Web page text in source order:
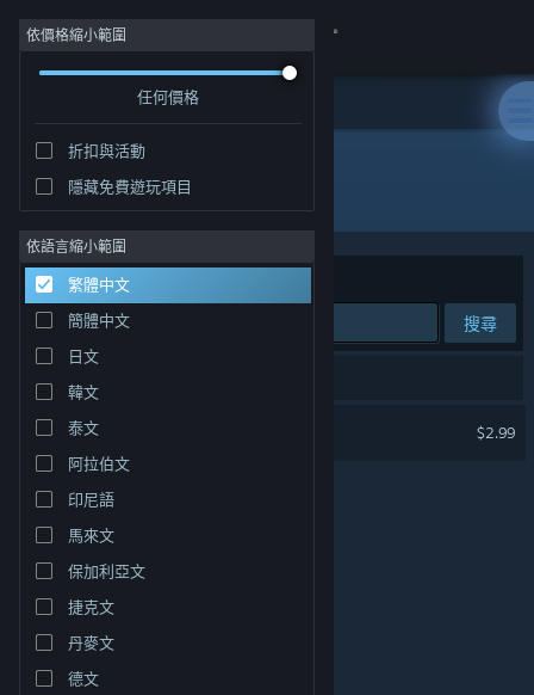
登入
社群
關於
客服
變更語言
取得 Steam 行動應用程式
檢視電腦版網頁
依價格縮小範圍
任何價格
折扣與活動
隱藏免費遊玩項目
依語言縮小範圍
繁體中文
簡體中文
日文
韓文
泰文
阿拉伯文
印尼語
馬來文
保加利亞文
捷克文
丹麥文
德文
開發人員: Hazy mist Studio
排序依據 相關性
搜尋
1 項相符的搜尋結果。
$2.99